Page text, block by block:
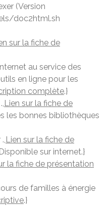
(Version
doc2html.sh
sur la fiche de
au service des
en ligne pour les
complète.}
Lien sur la fiche de
les bonnes bibliothèques
Lien sur la fiche de
sur internet.}
la fiche de présentation
de familles à énergie
.}